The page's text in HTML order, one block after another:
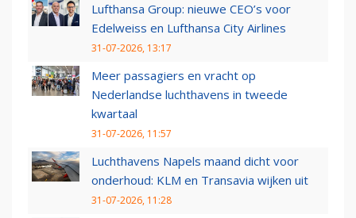
Lufthansa Group: nieuwe CEO’s voor
Edelweiss en Lufthansa City Airlines
31-07-2026, 13:17
Meer passagiers en vracht op
Nederlandse luchthavens in tweede
kwartaal
31-07-2026, 11:57
Luchthavens Napels maand dicht voor
onderhoud: KLM en Transavia wijken uit
31-07-2026, 11:28